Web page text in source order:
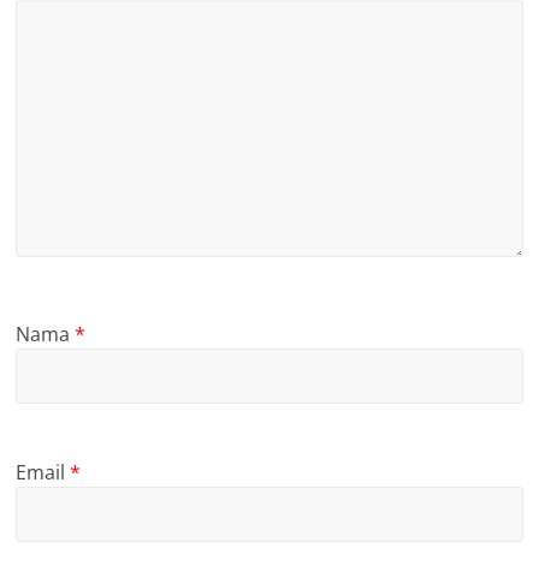
Nama*
Email*